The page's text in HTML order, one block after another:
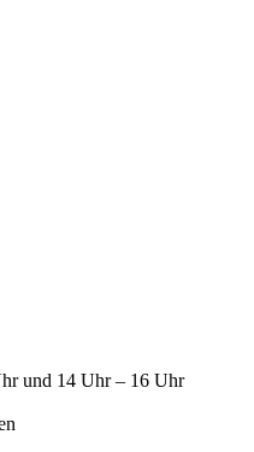
und 14 Uhr – 16 Uhr